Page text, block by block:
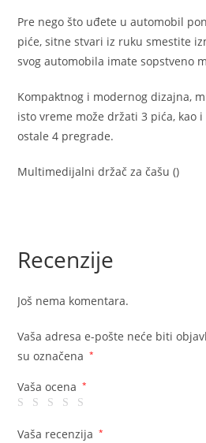
Pre nego što uđete u automobil
piće, sitne stvari iz ruku smestite
svog automobila imate sopstveno
Kompaktnog i modernog dizajna,
isto vreme može držati 3 pića, kao
ostale 4 pregrade.
Multimedijalni držač za čašu ()
Recenzije
Još nema komentara.
Vaša adresa e-pošte neće biti
su označena
*
Vaša ocena *
Vaša recenzija *